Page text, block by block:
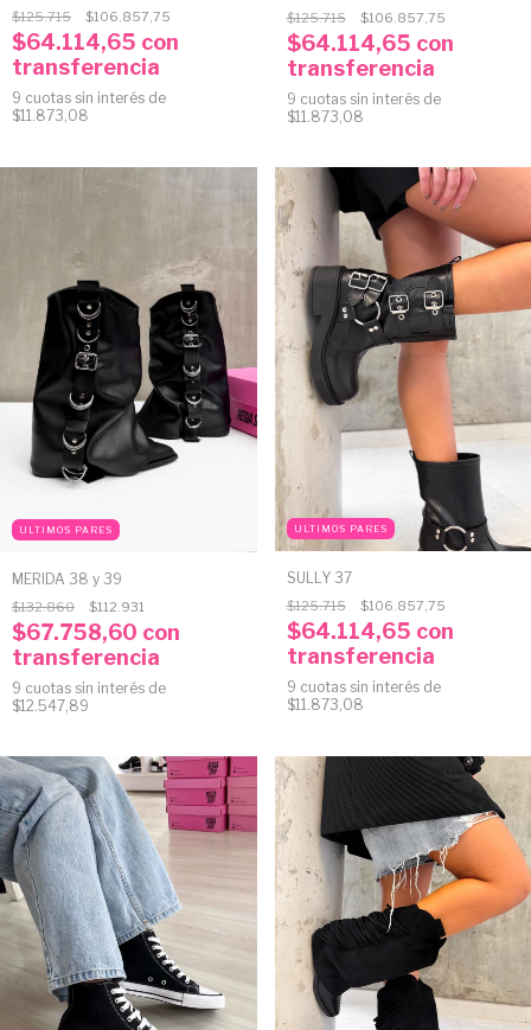
$125.715 $106.857,75
$64.114,65 con
transferencia
9 cuotas sin interés de
$11.873,08
$125.715 $106.857,75
$64.114,65 con
transferencia
9 cuotas sin interés de
$11.873,08
ULTIMOS PARES
MERIDA 38 y 39
$132.860 $112.931
$67.758,60 con
transferencia
9 cuotas sin interés de
$12.547,89
ULTIMOS PARES
SULLY 37
$125.715 $106.857,75
$64.114,65 con
transferencia
9 cuotas sin interés de
$11.873,08